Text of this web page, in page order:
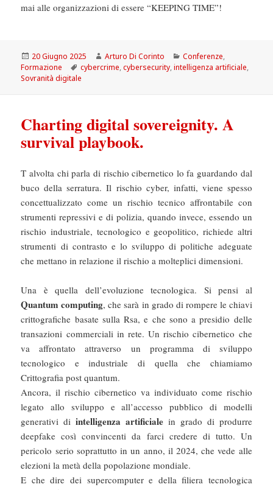
mai alle organizzazioni di essere “KEEPING TIME”!
Scritto
il
20 Giugno 2025 Autore
Arturo Di Corinto Categorie
Conferenze,
Formazione
Tag
cybercrime,cybersecurity,intelligenza artificiale,
Sovranità digitale
Charting digital sovereignity. A
survival playbook.
T alvolta chi parla di rischio cibernetico lo fa guardando dal
buco della serratura. Il rischio cyber, infatti, viene spesso
concettualizzato come un rischio tecnico affrontabile con
strumenti repressivi e di polizia, quando invece, essendo un
rischio industriale, tecnologico e geopolitico, richiede altri
strumenti di contrasto e lo sviluppo di politiche adeguate
che mettano in relazione il rischio a molteplici dimensioni.
Una è quella dell’evoluzione tecnologica. Si pensi al
Quantum computing, che sarà in grado di rompere le chiavi
crittografiche basate sulla Rsa, e che sono a presidio delle
transazioni commerciali in rete. Un rischio cibernetico che
va affrontato attraverso un programma di sviluppo
tecnologico e industriale di quella che chiamiamo
Crittografia post quantum.
Ancora, il rischio cibernetico va individuato come rischio
legato allo sviluppo e all’accesso pubblico di modelli
generativi diintelligenza artificiale in grado di produrre
deepfake così convincenti da farci credere di tutto. Un
pericolo serio soprattutto in un anno, il 2024, che vede alle
elezioni la metà della popolazione mondiale.
E che dire dei supercomputer e della filiera tecnologica